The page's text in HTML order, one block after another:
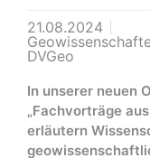
21.08.2024
DVGeo
In unserer neuen
„Fachvorträge
erläutern